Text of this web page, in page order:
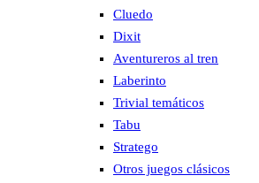
Cluedo
Dixit
Aventureros al tren
Laberinto
Trivial temáticos
Tabu
Stratego
Otros juegos clásicos